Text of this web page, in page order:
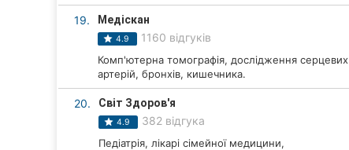
19. Медіскан
4.9 1160 відгуків
Комп'ютерна томографія, дослідження серцевих
артерій, бронхів, кишечника.
20. Світ Здоров'я
4.9 382 відгука
Педіатрія, лікарі сімейної медицини,